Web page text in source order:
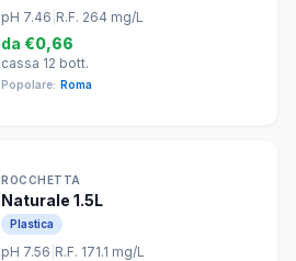
pH 7.46 R.F. 264 mg/L
da €0,66
cassa 12 bott.
Popolare: Roma
ROCCHETTA
Naturale 1.5L
Plastica
pH 7.56 R.F. 171.1 mg/L